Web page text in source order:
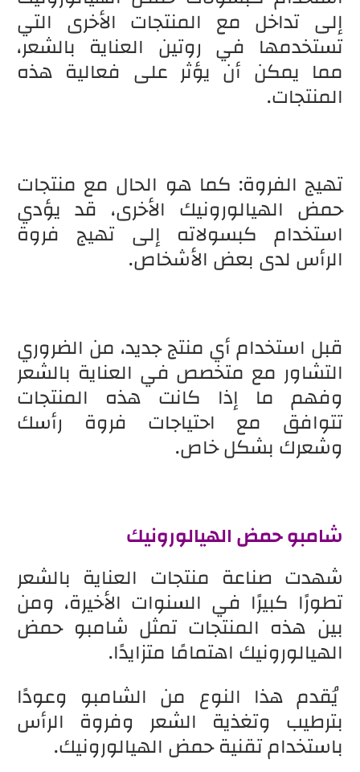
إلى تداخل مع المنتجات الأخرى التي
تستخدمها في روتين العناية بالشعر،
مما يمكن أن يؤثر على فعالية هذه
المنتجات.
تهيج الفروة: كما هو الحال مع منتجات
حمض الهيالورونيك الأخرى، قد يؤدي
استخدام كبسولاته إلى تهيج فروة
الرأس لدى بعض الأشخاص.
قبل استخدام أي منتج جديد، من الضروري
التشاور مع متخصص في العناية بالشعر
وفهم ما إذا كانت هذه المنتجات
تتوافق مع احتياجات فروة رأسك
وشعرك بشكل خاص.
شامبو حمض الهيالورونيك
شهدت صناعة منتجات العناية بالشعر
تطورًا كبيرًا في السنوات الأخيرة، ومن
بين هذه المنتجات تمثل شامبو حمض
الهيالورونيك اهتمامًا متزايدًا.
يُقدم هذا النوع من الشامبو وعودًا
بترطيب وتغذية الشعر وفروة الرأس
باستخدام تقنية حمض الهيالورونيك.